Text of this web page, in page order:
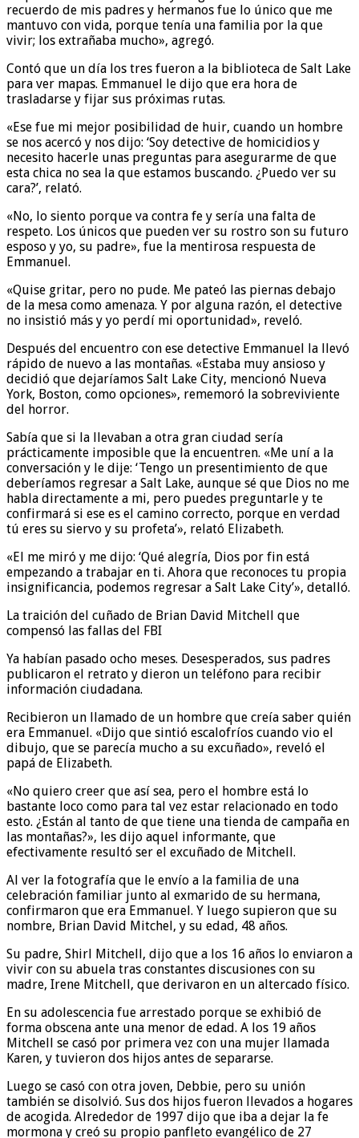
recuerdo de mis padres y hermanos fue lo único que me
mantuvo con vida, porque tenía una familia por la que
vivir; los extrañaba mucho», agregó.
Contó que un día los tres fueron a la biblioteca de Salt Lake
para ver mapas. Emmanuel le dijo que era hora de
trasladarse y fijar sus próximas rutas.
«Ese fue mi mejor posibilidad de huir, cuando un hombre
se nos acercó y nos dijo: ‘Soy detective de homicidios y
necesito hacerle unas preguntas para asegurarme de que
esta chica no sea la que estamos buscando. ¿Puedo ver su
cara?’, relató.
«No, lo siento porque va contra fe y sería una falta de
respeto. Los únicos que pueden ver su rostro son su futuro
esposo y yo, su padre», fue la mentirosa respuesta de
Emmanuel.
«Quise gritar, pero no pude. Me pateó las piernas debajo
de la mesa como amenaza. Y por alguna razón, el detective
no insistió más y yo perdí mi oportunidad», reveló.
Después del encuentro con ese detective Emmanuel la llevó
rápido de nuevo a las montañas. «Estaba muy ansioso y
decidió que dejaríamos Salt Lake City, mencionó Nueva
York, Boston, como opciones», rememoró la sobreviviente
del horror.
Sabía que si la llevaban a otra gran ciudad sería
prácticamente imposible que la encuentren. «Me uní a la
conversación y le dije: ‘Tengo un presentimiento de que
deberíamos regresar a Salt Lake, aunque sé que Dios no me
habla directamente a mi, pero puedes preguntarle y te
confirmará si ese es el camino correcto, porque en verdad
tú eres su siervo y su profeta’», relató Elizabeth.
«El me miró y me dijo: ‘Qué alegría, Dios por fin está
empezando a trabajar en ti. Ahora que reconoces tu propia
insignificancia, podemos regresar a Salt Lake City’», detalló.
La traición del cuñado de Brian David Mitchell que
compensó las fallas del FBI
Ya habían pasado ocho meses. Desesperados, sus padres
publicaron el retrato y dieron un teléfono para recibir
información ciudadana.
Recibieron un llamado de un hombre que creía saber quién
era Emmanuel. «Dijo que sintió escalofríos cuando vio el
dibujo, que se parecía mucho a su excuñado», reveló el
papá de Elizabeth.
«No quiero creer que así sea, pero el hombre está lo
bastante loco como para tal vez estar relacionado en todo
esto. ¿Están al tanto de que tiene una tienda de campaña en
las montañas?», les dijo aquel informante, que
efectivamente resultó ser el excuñado de Mitchell.
Al ver la fotografía que le envío a la familia de una
celebración familiar junto al exmarido de su hermana,
confirmaron que era Emmanuel. Y luego supieron que su
nombre, Brian David Mitchel, y su edad, 48 años.
Su padre, Shirl Mitchell, dijo que a los 16 años lo enviaron a
vivir con su abuela tras constantes discusiones con su
madre, Irene Mitchell, que derivaron en un altercado físico.
En su adolescencia fue arrestado porque se exhibió de
forma obscena ante una menor de edad. A los 19 años
Mitchell se casó por primera vez con una mujer llamada
Karen, y tuvieron dos hijos antes de separarse.
Luego se casó con otra joven, Debbie, pero su unión
también se disolvió. Sus dos hijos fueron llevados a hogares
de acogida. Alrededor de 1997 dijo que iba a dejar la fe
mormona y creó su propio panfleto evangélico de 27